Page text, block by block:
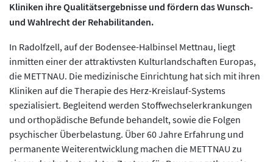
Kliniken ihre Qualitätsergebnisse und fördern das Wunsch-
und Wahlrecht der Rehabilitanden.
In Radolfzell, auf der Bodensee-Halbinsel Mettnau, liegt
inmitten einer der attraktivsten Kulturlandschaften Europas,
die METTNAU. Die medizinische Einrichtung hat sich mit ihren
Kliniken auf die Therapie des Herz-Kreislauf-Systems
spezialisiert. Begleitend werden Stoffwechselerkrankungen
und orthopädische Befunde behandelt, sowie die Folgen
psychischer Überbelastung. Über 60 Jahre Erfahrung und
permanente Weiterentwicklung machen die METTNAU zu